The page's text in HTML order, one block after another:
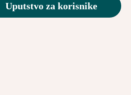
Uputstvo za korisnike